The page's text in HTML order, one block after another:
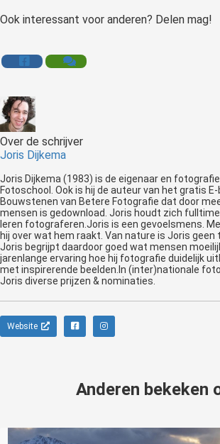
Ook interessant voor anderen? Delen mag!
Over de schrijver
Joris Dijkema
Joris Dijkema (1983) is de eigenaar en
Fotoschool. Ook is hij de auteur van het gratis E-
Bouwstenen van Betere Fotografie dat door
mensen is gedownload. Joris houdt zich
leren fotograferen.Joris is een gevoelsmens.
hij over wat hem raakt. Van nature is Joris geen
Joris begrijpt daardoor goed wat mensen
jarenlange ervaring hoe hij fotografie duidelijk
met inspirerende beelden.In (inter)nationale
Joris diverse prijzen & nominaties.
Website
Anderen bekeken